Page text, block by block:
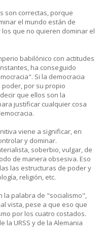
son correctas, porque
el mundo están de
que no quieren dominar el
babilónico con actitudes
ha conseguido
Si la democracia
por su propio
que ellos son la
justificar cualquier cosa
viene a significar, en
y dominar.
soberbio, vulgar, de
de manera obsesiva. Eso
las estructuras de poder y
religión, etc.
la palabra de "socialismo",
vista, pese a que eso que
por los cuatro costados.
la URSS y de la Alemania